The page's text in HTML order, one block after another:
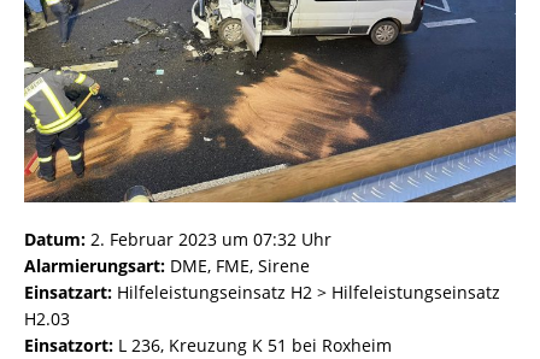
Datum: 2. Februar 2023 um 07:32 Uhr
Alarmierungsart: DME, FME, Sirene
Einsatzart: Hilfeleistungseinsatz H2 > Hilfeleistungseinsatz
H2.03
Einsatzort: L 236, Kreuzung K 51 bei Roxheim